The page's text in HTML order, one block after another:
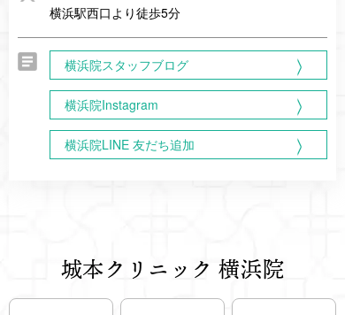
横浜駅西口より徒歩5分
横浜院スタッフブログ
横浜院Instagram
横浜院LINE 友だち追加
城本クリニック 横浜院